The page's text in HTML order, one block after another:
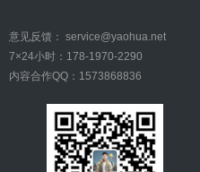
意见反馈： service@yaohua.net
7×24小时：178-1970-2290
内容合作QQ：1573868836